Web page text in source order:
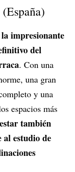
la impresionante
del
. Con una
una gran
y una
espacios más
también
al estudio de